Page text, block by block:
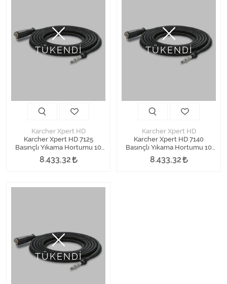
TÜKENDİ
Karcher Xpert HD
Karcher Xpert HD 7125
Basınçlı Yıkama Hortumu 10
Metre
8.433,32
TÜKENDİ
Karcher Xpert HD
Karcher Xpert HD 7140
Basınçlı Yıkama Hortumu 10
Metre
8.433,32
TÜKENDİ